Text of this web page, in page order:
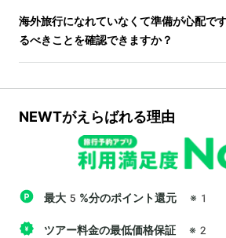
海外旅行になれていなくて準備が心配で
るべきことを確認できますか？
NEWTがえらばれる理由
最大5%分のポイント還元 ※1
ツアー料金の最低価格保証 ※2